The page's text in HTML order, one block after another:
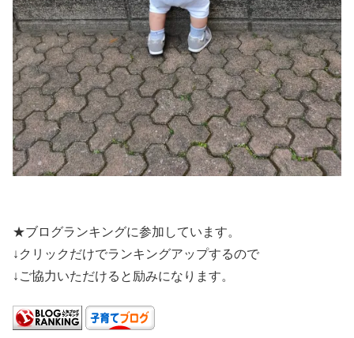
★ブログランキングに参加しています。
↓クリックだけでランキングアップするので
↓ご協力いただけると励みになります。